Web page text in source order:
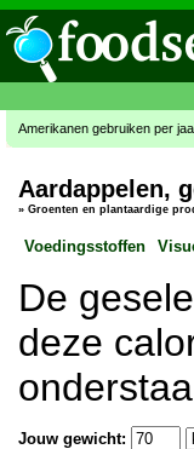
Amerikanen gebruiken per
Aardappelen,
» Groenten en plantaardige
Voedingsstoffen
De
deze
Jouw gewicht: